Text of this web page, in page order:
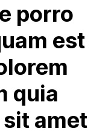
porro
est
quia
amet